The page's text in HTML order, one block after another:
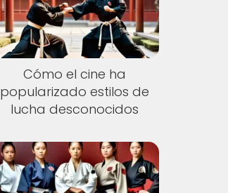
Cómo el cine ha
popularizado estilos de
lucha desconocidos